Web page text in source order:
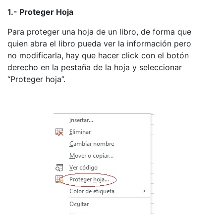
1.- Proteger Hoja
Para proteger una hoja de un libro, de forma que
quien abra el libro pueda ver la información pero
no modificarla, hay que hacer click con el botón
derecho en la pestaña de la hoja y seleccionar
“Proteger hoja”.